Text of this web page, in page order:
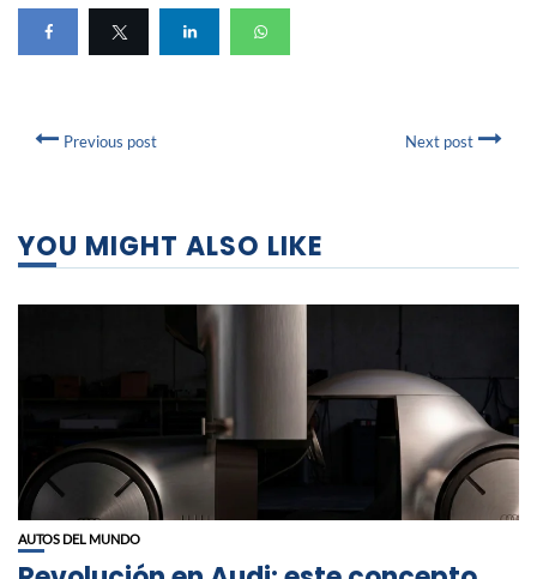
Previous post Next post
YOU MIGHT ALSO LIKE
AUTOS DEL MUNDO